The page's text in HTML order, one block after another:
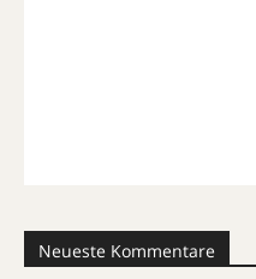
Neueste Kommentare